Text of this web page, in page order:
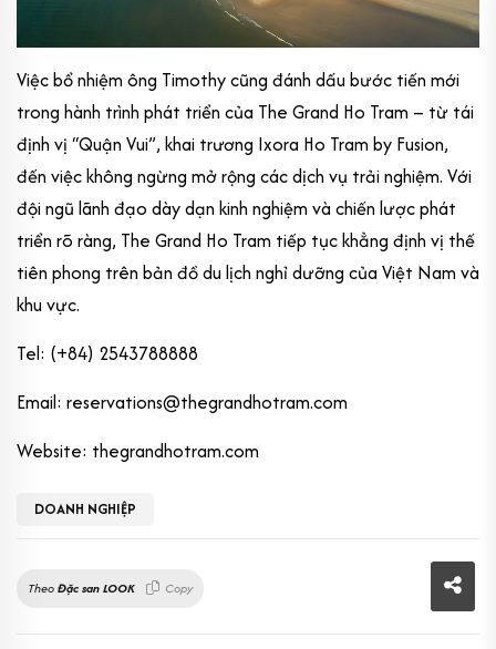
Việc bổ nhiệm ông Timothy cũng đánh dấu bước tiến mới
trong hành trình phát triển của The Grand Ho Tram – từ tái
định vị “Quận Vui”, khai trương Ixora Ho Tram by Fusion,
đến việc không ngừng mở rộng các dịch vụ trải nghiệm. Với
đội ngũ lãnh đạo dày dạn kinh nghiệm và chiến lược phát
triển rõ ràng, The Grand Ho Tram tiếp tục khẳng định vị thế
tiên phong trên bản đồ du lịch nghỉ dưỡng của Việt Nam và
khu vực.
Tel: (+84) 2543788888
Email: reservations@thegrandhotram.com
Website: thegrandhotram.com
DOANH NGHIỆP
TheoĐặc san LOOK Copy